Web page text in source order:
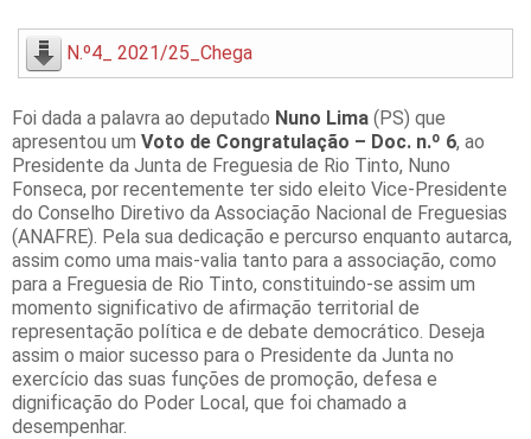
N.º4_ 2021/25_Chega
Foi dada a palavra ao deputado Nuno Lima (PS) que
apresentou um Voto de Congratulação – Doc. n.º 6, ao
Presidente da Junta de Freguesia de Rio Tinto, Nuno
Fonseca, por recentemente ter sido eleito Vice-Presidente
do Conselho Diretivo da Associação Nacional de Freguesias
(ANAFRE). Pela sua dedicação e percurso enquanto autarca,
assim como uma mais-valia tanto para a associação, como
para a Freguesia de Rio Tinto, constituindo-se assim um
momento significativo de afirmação territorial de
representação política e de debate democrático. Deseja
assim o maior sucesso para o Presidente da Junta no
exercício das suas funções de promoção, defesa e
dignificação do Poder Local, que foi chamado a
desempenhar.